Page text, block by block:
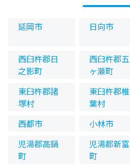
延岡市 日向市
西臼杵郡日
之影町
西臼杵郡五
ヶ瀬町
東臼杵郡諸
塚村
東臼杵郡椎
葉村
西都市
小林市
児湯郡高鍋
町
児湯郡新富
町